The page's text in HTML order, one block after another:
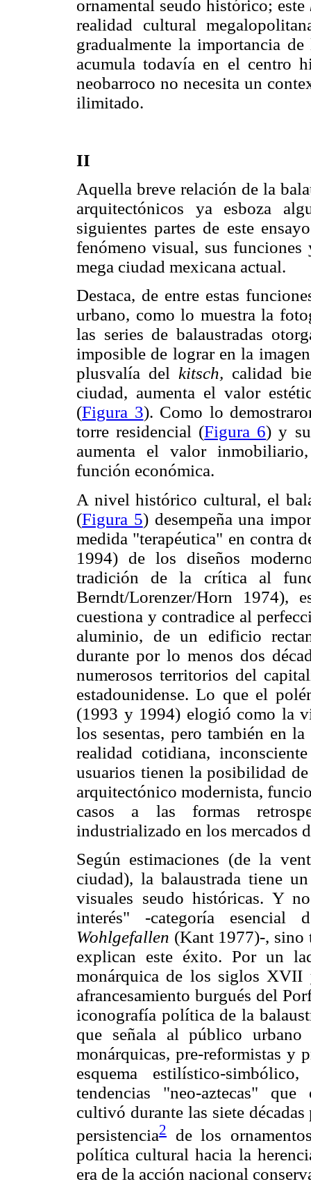
ornamental seudo histórico; este
realidad cultural
gradualmente la importancia
acumula todavía en el centro
neobarroco no necesita un
ilimitado.
II
Aquella breve relación de la
arquitectónicos ya esboza
siguientes partes de este
fenómeno visual, sus
mega ciudad mexicana actual.
Destaca, de entre estas
urbano, como lo muestra la
las series de balaustradas
imposible de lograr en la
plusvalía del kitsch, calidad
ciudad, aumenta el valor
(Figura 3). Como lo
torre residencial (Figura 6) y
aumenta el valor
función económica.
A nivel histórico cultural, el
(Figura 5) desempeña una
medida "terapéutica" en contra
1994) de los diseños
tradición de la crítica al
Berndt/Lorenzer/Horn 1974),
cuestiona y contradice al
aluminio, de un edificio
durante por lo menos dos
numerosos territorios del
estadounidense. Lo que el
(1993 y 1994) elogió como la
los sesentas, pero también en
realidad cotidiana,
usuarios tienen la posibilidad
arquitectónico modernista,
casos a las formas
industrializado en los mercados
Según estimaciones (de la
ciudad), la balaustrada tiene
visuales seudo históricas. Y
interés" -categoría
Wohlgefallen (Kant 1977)-, sino
explican este éxito. Por un
monárquica de los siglos
afrancesamiento burgués del
iconografía política de la
que señala al público
monárquicas, pre-reformistas y
esquema estilístico-
tendencias "neo-aztecas"
cultivó durante las siete
persistencia2
de los
política cultural hacia la
era de la acción nacional